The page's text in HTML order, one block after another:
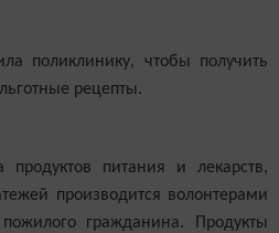
поликлинику, чтобы получить
рецепты.
продуктов питания и лекарств,
производится волонтерами
гражданина. Продукты